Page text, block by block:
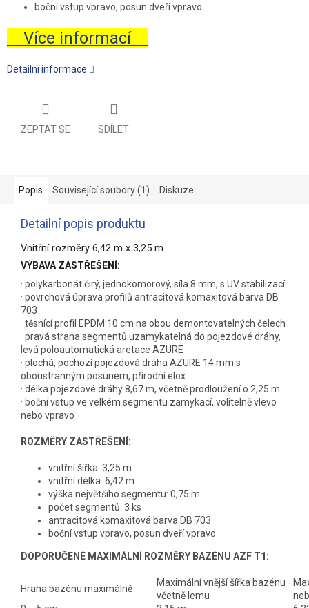
boční vstup vpravo, posun dveří vpravo
Více informací
Detailní informace
ZEPTAT SE SDÍLET
Popis Související soubory (1) Diskuze
Detailní popis produktu
Vnitřní rozměry 6,42 m x 3,25 m.
VÝBAVA ZASTŘEŠENÍ:
· polykarbonát čirý, jednokomorový, síla 8 mm, s UV stabilizací
· povrchová úprava profilů antracitová komaxitová barva DB
703
· těsnící profil EPDM 10 cm na obou demontovatelných čelech
· pravá strana segmentů uzamykatelná do pojezdové dráhy,
levá poloautomatická aretace AZURE
· plochá, pochozí pojezdová dráha AZURE 14 mm s
oboustranným posunem, přírodní elox
· délka pojezdové dráhy 8,67 m, včetně prodloužení o 2,25 m
· boční vstup ve velkém segmentu zamykací, volitelně vlevo
nebo vpravo
ROZMĚRY ZASTŘEŠENÍ:
vnitřní šířka: 3,25 m
vnitřní délka: 6,42 m
výška největšího segmentu: 0,75 m
počet segmentů: 3 ks
antracitová komaxitová barva DB 703
boční vstup vpravo, posun dveří vpravo
DOPORUČENÉ MAXIMÁLNÍ ROZMĚRY BAZÉNU AZF T1:
Hrana bazénu maximálně
Maximální vnější šířka bazénu
včetně lemu